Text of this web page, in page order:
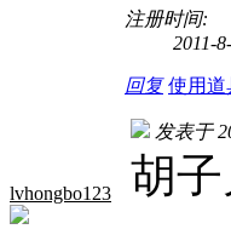
注册时间:
2011-
回复 使用道
lvhongbo123
发表于
胡